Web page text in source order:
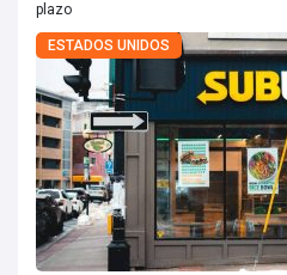
plazo
ESTADOS UNIDOS